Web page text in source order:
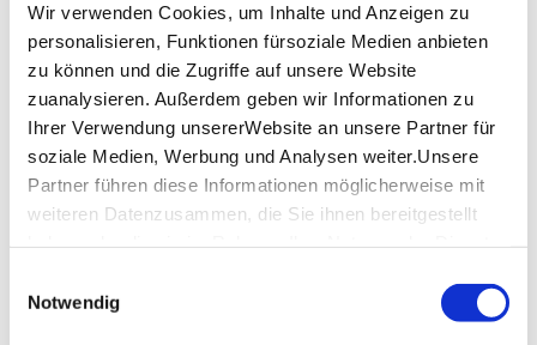
Wir verwenden Cookies, um Inhalte und Anzeigen zu
personalisieren, Funktionen fürsoziale Medien anbieten
zu können und die Zugriffe auf unsere Website
zuanalysieren. Außerdem geben wir Informationen zu
Ihrer Verwendung unsererWebsite an unsere Partner für
soziale Medien, Werbung und Analysen weiter.Unsere
Partner führen diese Informationen möglicherweise mit
weiteren Datenzusammen, die Sie ihnen bereitgestellt
Impressum
Notwendig
Injeera
Rotebühlplatz 33
70178 Stuttgart
Telefon:0711 46 91 35 85
Website:injeera.de
Planen Sie Ihre Anreise